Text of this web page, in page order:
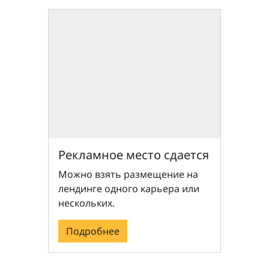
Рекламное место сдается
Можно взять размещение на
лендинге одного карьера или
нескольких.
Подробнее